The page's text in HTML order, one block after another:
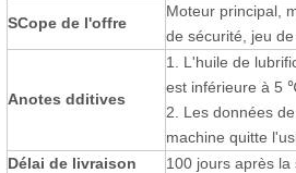
SCope de l'offre
Moteur principal,
de sécurité, jeu
Anotes dditives
1. L'huile de
est inférieure à 5
2. Les données
machine quitte
Délai de livraison
100 jours après